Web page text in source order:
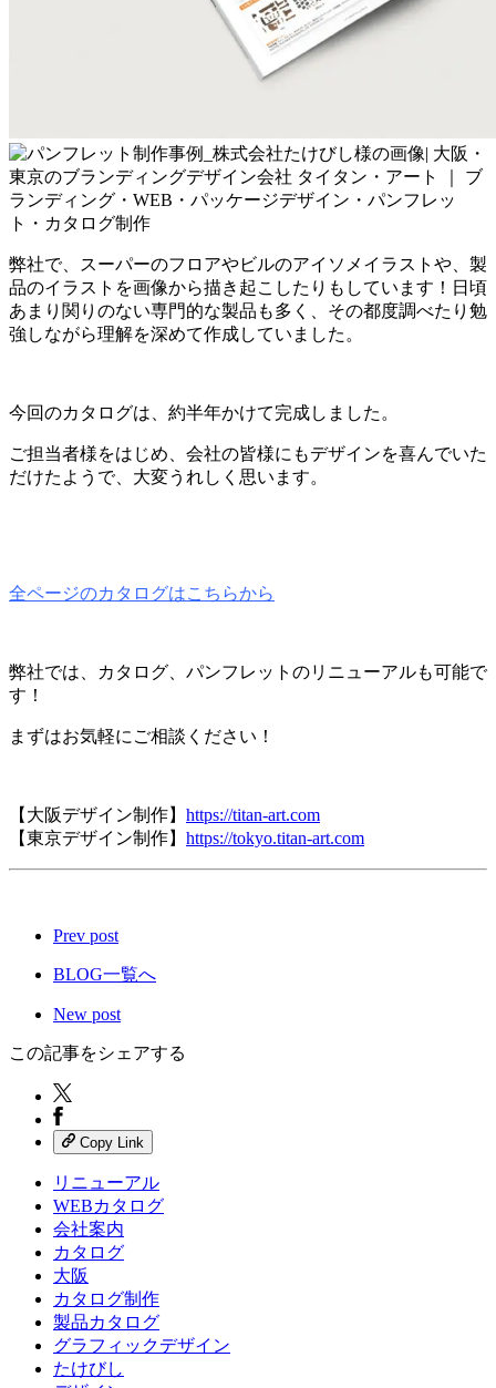
弊社で、スーパーのフロアやビルのアイソメイラストや、製
品のイラストを画像から描き起こしたりもしています！日頃
あまり関りのない専門的な製品も多く、その都度調べたり勉
強しながら理解を深めて作成していました。
今回のカタログは、約半年かけて完成しました。
ご担当者様をはじめ、会社の皆様にもデザインを喜んでいた
だけたようで、大変うれしく思います。
全ページのカタログはこちらから
弊社では、カタログ、パンフレットのリニューアルも可能で
す！
まずはお気軽にご相談ください！
【大阪デザイン制作】 https://titan-art.com
【東京デザイン制作】 https://tokyo.titan-art.com
Prev post
BLOG一覧へ
New post
この記事をシェアする
Copy Link
リニューアル
WEBカタログ
会社案内
カタログ
大阪
カタログ制作
製品カタログ
グラフィックデザイン
たけびし